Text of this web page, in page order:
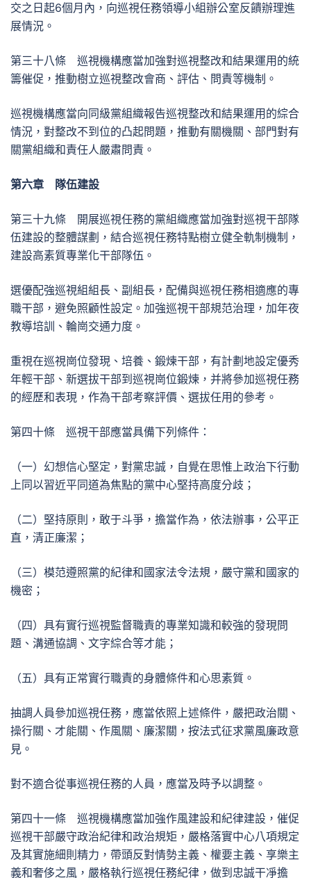
交之日起6個月內，向巡視任務領導小組辦公室反饋辦理進
展情況。
第三十八條 巡視機構應當加強對巡視整改和結果運用的統
籌催促，推動樹立巡視整改會商、評估、問責等機制。
巡視機構應當向同級黨組織報告巡視整改和結果運用的綜合
情況，對整改不到位的凸起問題，推動有關機關、部門對有
關黨組織和責任人嚴肅問責。
第六章 隊伍建設
第三十九條 開展巡視任務的黨組織應當加強對巡視干部隊
伍建設的整體謀劃，結合巡視任務特點樹立健全軌制機制，
建設高素質專業化干部隊伍。
選優配強巡視組組長、副組長，配備與巡視任務相適應的專
職干部，避免照顧性設定。加強巡視干部規范治理，加年夜
教導培訓、輪崗交通力度。
重視在巡視崗位發現、培養、鍛煉干部，有計劃地設定優秀
年輕干部、新選拔干部到巡視崗位鍛煉，并將參加巡視任務
的經歷和表現，作為干部考察評價、選拔任用的參考。
第四十條 巡視干部應當具備下列條件：
（一）幻想信心堅定，對黨忠誠，自覺在思惟上政治下行動
上同以習近平同道為焦點的黨中心堅持高度分歧；
（二）堅持原則，敢于斗爭，擔當作為，依法辦事，公平正
直，清正廉潔；
（三）模范遵照黨的紀律和國家法令法規，嚴守黨和國家的
機密；
（四）具有實行巡視監督職責的專業知識和較強的發現問
題、溝通協調、文字綜合等才能；
（五）具有正常實行職責的身體條件和心思素質。
抽調人員參加巡視任務，應當依照上述條件，嚴把政治關、
操行關、才能關、作風關、廉潔關，按法式征求黨風廉政意
見。
對不適合從事巡視任務的人員，應當及時予以調整。
第四十一條 巡視機構應當加強作風建設和紀律建設，催促
巡視干部嚴守政治紀律和政治規矩，嚴格落實中心八項規定
及其實施細則精力，帶頭反對情勢主義、權要主義、享樂主
義和奢侈之風，嚴格執行巡視任務紀律，做到忠誠干凈擔